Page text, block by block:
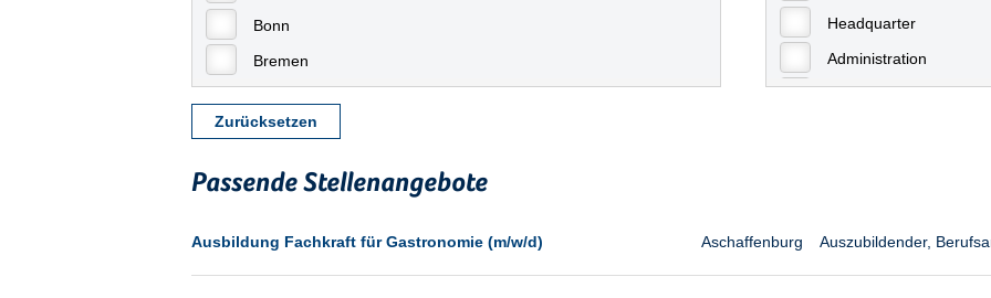
Bonn
Bremen
Celle
Chemnitz
Dresden
Düsseldorf
Headquarter
Administration
Sonstiges
Vertrieb
Zurücksetzen
Passende Stellenangebote
Ausbildung Fachkraft für Gastronomie (m/w/d) Aschaffenburg Auszubildender,